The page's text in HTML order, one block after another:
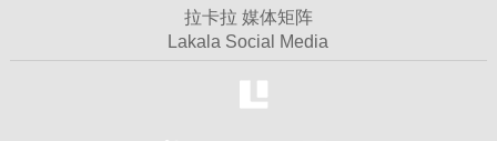
拉卡拉 媒体矩阵
Lakala Social Media